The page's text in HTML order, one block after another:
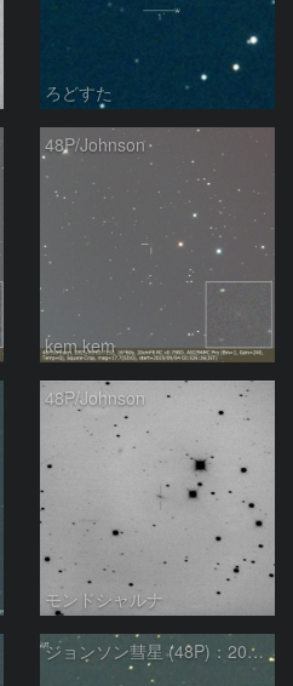
ろどすた
48P/Johnson
kem.kem
48P/Johnson
モンドシャルナ
ジョンソン彗星 (48P)：2024/08/11